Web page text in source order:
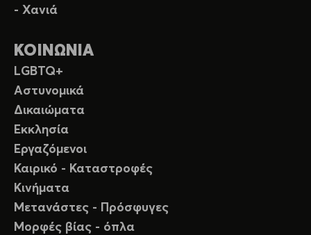
- Χανιά
ΚΟΙΝΩΝΙΑ
LGBTQ+
Αστυνομικά
Δικαιώματα
Εκκλησία
Εργαζόμενοι
Καιρικό - Καταστροφές
Κινήματα
Μετανάστες - Πρόσφυγες
Μορφές βίας - όπλα